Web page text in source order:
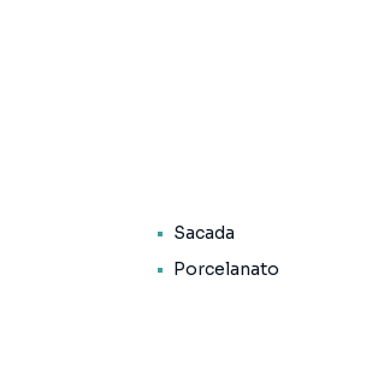
Sacada
Porcelanato